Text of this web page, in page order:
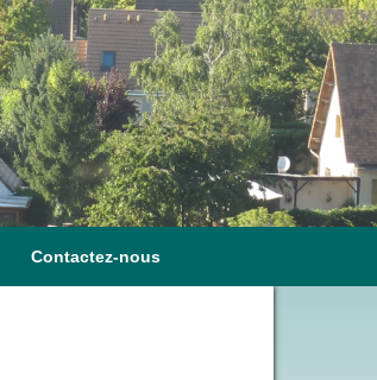
Contactez-nous